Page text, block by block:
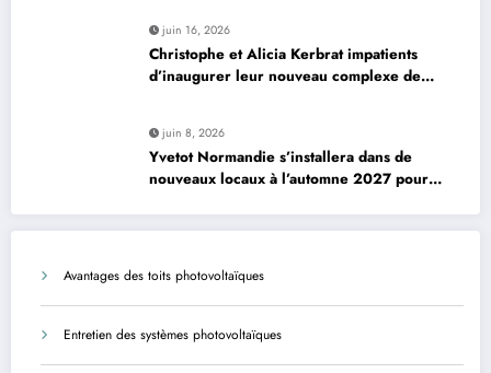
juin 16, 2026
Christophe et Alicia Kerbrat impatients
d’inaugurer leur nouveau complexe de
juin 8, 2026
Yvetot Normandie s’installera dans de
nouveaux locaux à l’automne 2027 pour
Avantages des toits photovoltaïques
Entretien des systèmes photovoltaïques